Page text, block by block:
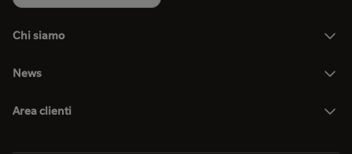
Chi siamo
News
Area clienti